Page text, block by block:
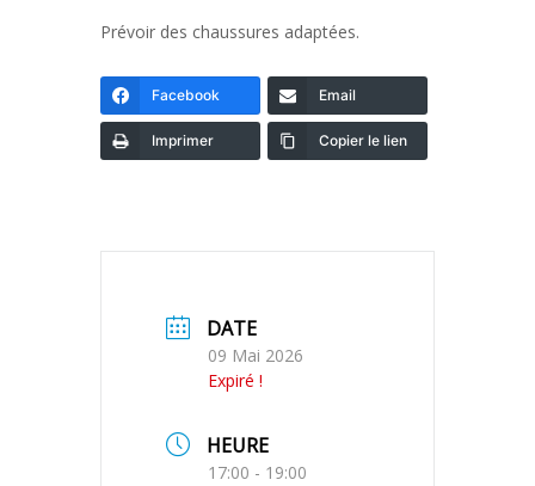
Prévoir des chaussures adaptées.
Facebook Email
Imprimer Copier le lien
DATE
09 Mai 2026
Expiré !
HEURE
17:00 - 19:00